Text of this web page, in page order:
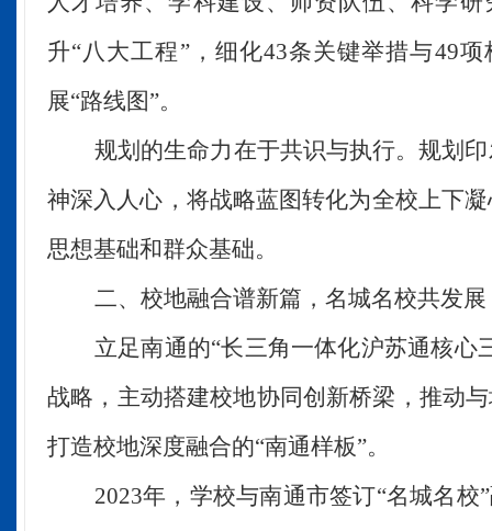
升“八大工程”，细化43条关键举措与49
展“路线图”。
规划的生命力在于共识与执行。规划
神深入人心，将战略蓝图转化为全校上下
思想基础和群众基础。
二、校地融合谱新篇，名城名校共发展
立足南通的“长三角一体化沪苏通核心
战略，主动搭建校地协同创新桥梁， 推动
打造校地深度融合的“南通样板”。​
2023年， 学校与南通市签订“名城名校